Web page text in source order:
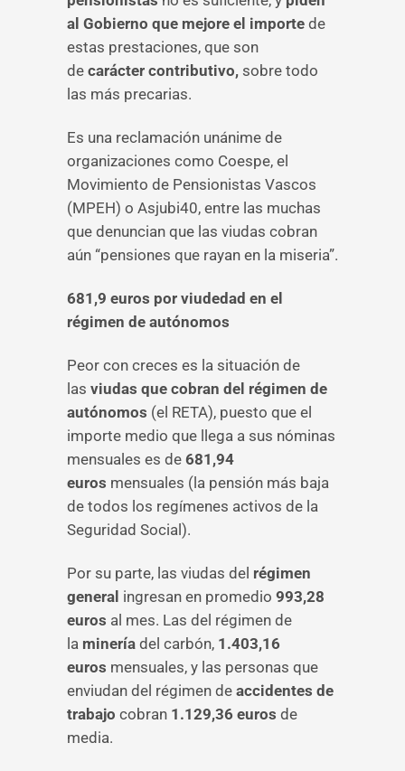
al Gobierno que mejore el importe de
estas prestaciones, que son
de carácter contributivo, sobre todo
las más precarias.
Es una reclamación unánime de
organizaciones como Coespe, el
Movimiento de Pensionistas Vascos
(MPEH) o Asjubi40, entre las muchas
que denuncian que las viudas cobran
aún “pensiones que rayan en la miseria”.
681,9 euros por viudedad en el
régimen de autónomos
Peor con creces es la situación de
las viudas que cobran del régimen de
autónomos (el RETA), puesto que el
importe medio que llega a sus nóminas
mensuales es de 681,94
euros mensuales (la pensión más baja
de todos los regímenes activos de la
Seguridad Social).
Por su parte, las viudas del régimen
general ingresan en promedio 993,28
euros al mes. Las del régimen de
la minería del carbón, 1.403,16
euros mensuales, y las personas que
enviudan del régimen de accidentes de
trabajo cobran 1.129,36 euros de
media.